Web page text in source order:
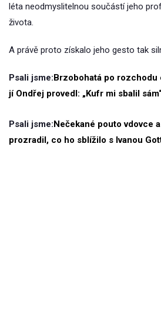
léta neodmyslitelnou součástí jeho
života.
A právě proto získalo jeho gesto tak
Psali jsme:Brzobohatá po rozchodu
jí Ondřej provedl: „Kufr mi sbalil
Psali jsme:Nečekané pouto vdovce
prozradil, co ho sblížilo s Ivanou